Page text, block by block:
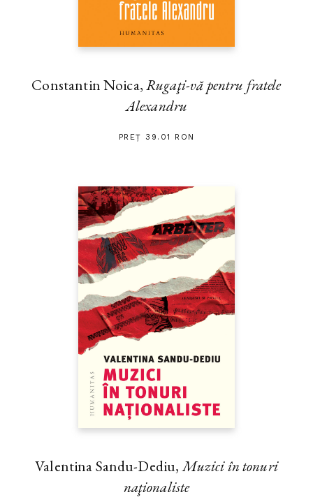
Constantin Noica,Rugaţi-vă pentru fratele
Alexandru
PREȚ 39.01 RON
Valentina Sandu-Dediu,Muzici în tonuri
naţionaliste